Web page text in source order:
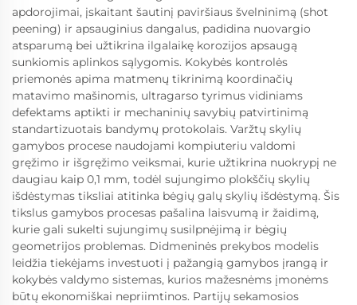
apdorojimai, įskaitant šautinį paviršiaus švelninimą (shot
peening) ir apsauginius dangalus, padidina nuovargio
atsparumą bei užtikrina ilgalaikę korozijos apsaugą
sunkiomis aplinkos sąlygomis. Kokybės kontrolės
priemonės apima matmenų tikrinimą koordinačių
matavimo mašinomis, ultragarso tyrimus vidiniams
defektams aptikti ir mechaninių savybių patvirtinimą
standartizuotais bandymų protokolais. Varžtų skylių
gamybos procese naudojami kompiuteriu valdomi
gręžimo ir išgręžimo veiksmai, kurie užtikrina nuokrypį ne
daugiau kaip 0,1 mm, todėl sujungimo plokščių skylių
išdėstymas tiksliai atitinka bėgių galų skylių išdėstymą. Šis
tikslus gamybos procesas pašalina laisvumą ir žaidimą,
kurie gali sukelti sujungimų susilpnėjimą ir bėgių
geometrijos problemas. Didmeninės prekybos modelis
leidžia tiekėjams investuoti į pažangią gamybos įrangą ir
kokybės valdymo sistemas, kurios mažesnėms įmonėms
būtų ekonomiškai nepriimtinos. Partijų sekamosios